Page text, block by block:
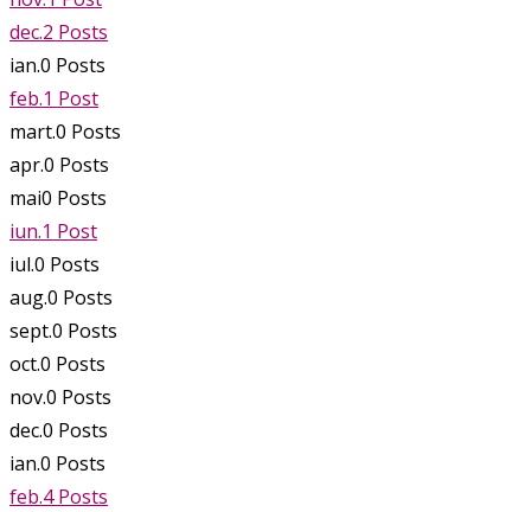
dec.2 Posts
ian.0 Posts
feb.1 Post
mart.0 Posts
apr.0 Posts
mai0 Posts
iun.1 Post
iul.0 Posts
aug.0 Posts
sept.0 Posts
oct.0 Posts
nov.0 Posts
dec.0 Posts
ian.0 Posts
feb.4 Posts